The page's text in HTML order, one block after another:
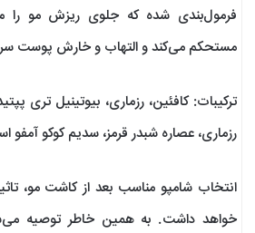
فرمول‌بندی شده که جلوی ریزش مو را
مستحکم می‌کند و التهاب و خارش پوست سر
ترکیبات: کافئین، رزماری، بیوتینیل تری
رزماری، عصاره شبدر قرمز،‌ سدیم کوکو آمفو
انتخاب شامپو مناسب بعد از کاشت مو،
خواهد داشت. به همین خاطر توصیه